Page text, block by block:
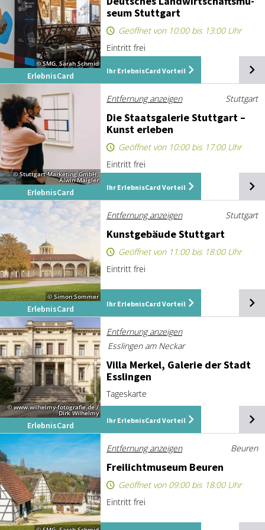
© SMG, Sarah Schmid
ErlebnisCard
se­um Stutt­gart
Geöffnet von 10:00 bis 13:00 Uhr
Eintritt frei
Ihr ErlebnisCard Vorteil
© Stuttgart-Marketing GmbH,
Alwin Maigler
ErlebnisCard
Entfernung anzeigen Stuttgart
Die Staats­ga­le­rie Stutt­gart –
Kunst er­le­ben
Geöffnet von 10:00 bis 17:00 Uhr
Eintritt frei
Ihr ErlebnisCard Vorteil
© Simon Sommer
ErlebnisCard
Entfernung anzeigen Stuttgart
Kunst­ge­bäu­de Stutt­gart
Geöffnet von 11:00 bis 18:00 Uhr
Eintritt frei
Ihr ErlebnisCard Vorteil
© www.wilhelmy-fotografie.de /
Dirk Wilhelmy
ErlebnisCard
Entfernung anzeigen
Esslingen am Neckar
Vil­la Mer­kel, Ga­le­rie der Stadt
Ess­lin­gen
Tageskarte
Ihr ErlebnisCard Vorteil
Entfernung anzeigen Beuren
Frei­licht­mu­se­um Beu­ren
Geöffnet von 09:00 bis 18:00 Uhr
Eintritt frei